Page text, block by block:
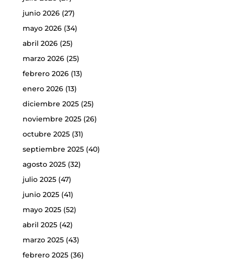
junio 2026(27)
mayo 2026(34)
abril 2026(25)
marzo 2026(25)
febrero 2026(13)
enero 2026(13)
diciembre 2025(25)
noviembre 2025(26)
octubre 2025(31)
septiembre 2025(40)
agosto 2025(32)
julio 2025(47)
junio 2025(41)
mayo 2025(52)
abril 2025(42)
marzo 2025(43)
febrero 2025(36)